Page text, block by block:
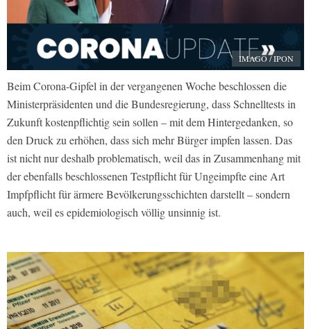
IMAGO / IPON
Beim Corona-Gipfel in der vergangenen Woche beschlossen die
Ministerpräsidenten und die Bundesregierung, dass Schnelltests in
Zukunft kostenpflichtig sein sollen – mit dem Hintergedanken, so
den Druck zu erhöhen, dass sich mehr Bürger impfen lassen. Das
ist nicht nur deshalb problematisch, weil das in Zusammenhang mit
der ebenfalls beschlossenen Testpflicht für Ungeimpfte eine Art
Impfpflicht für ärmere Bevölkerungsschichten darstellt – sondern
auch, weil es epidemiologisch völlig unsinnig ist.